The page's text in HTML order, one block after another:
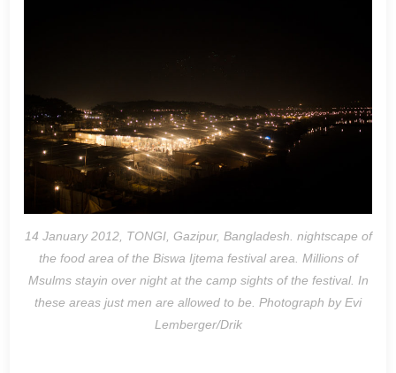
14 January 2012, TONGI, Gazipur, Bangladesh. nightscape of
the food area of the Biswa Ijtema festival area. Millions of
Msulms stayin over night at the camp sights of the festival. In
these areas just men are allowed to be. Photograph by Evi
Lemberger/Drik